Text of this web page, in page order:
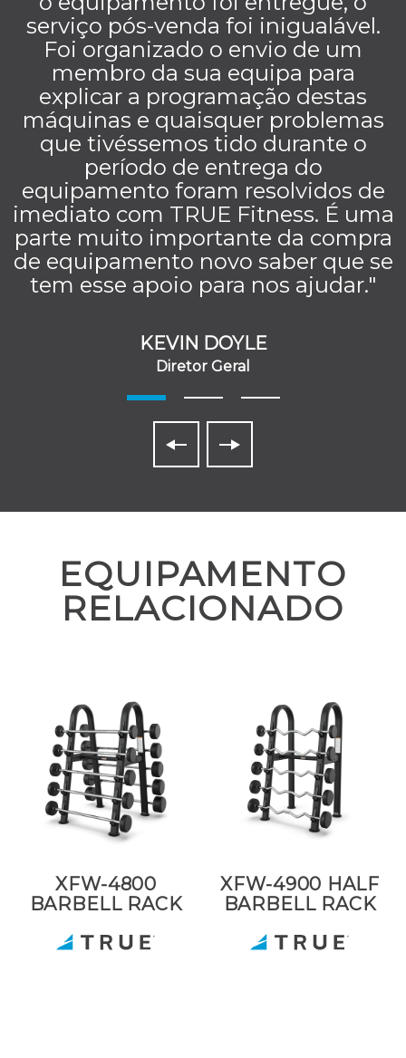
serviço pós-venda foi inigualável.
Foi organizado o envio de um
membro da sua equipa para
explicar a programação destas
máquinas e quaisquer problemas
que tivéssemos tido durante o
período de entrega do
equipamento foram resolvidos de
imediato com TRUE Fitness. É uma
parte muito importante da compra
de equipamento novo saber que se
tem esse apoio para nos ajudar."
KEVIN DOYLE
Diretor Geral
EQUIPAMENTO
RELACIONADO
XFW-4800
BARBELL RACK
XFW-4900 HALF
BARBELL RACK